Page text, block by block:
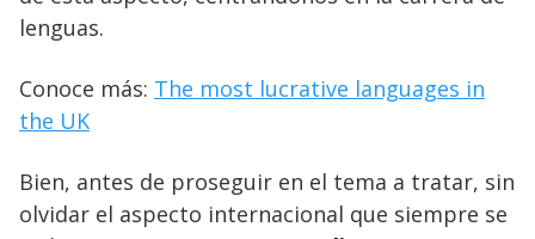
lenguas.
Conoce más: The most lucrative languages in
the UK
Bien, antes de proseguir en el tema a tratar, sin
olvidar el aspecto internacional que siempre se